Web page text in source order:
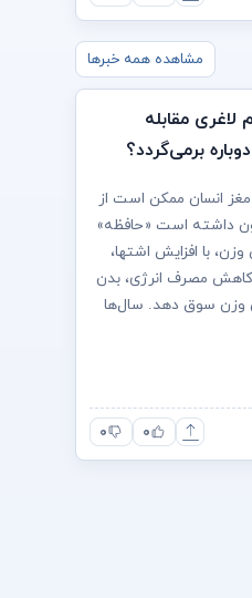
مشاهده همه خبرها
لاغری مقابله
برمی‌گردد؟
انسان ممکن است از
داشته است «حافظه»
با افزایش اشتها،
مصرف انرژی، بدن
وزن سوق دهد. سال‌ها
۰ ۰